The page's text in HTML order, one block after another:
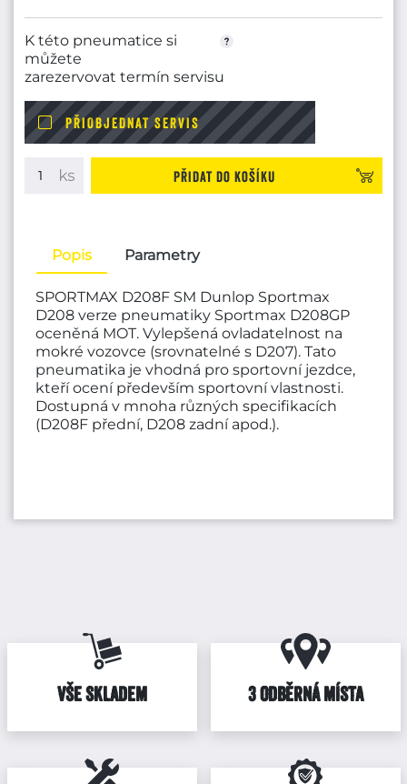
K této pneumatice si
můžete
zarezervovat termín servisu
PŘIOBJEDNAT SERVIS
Přidat do košíku
Popis Parametry
SPORTMAX D208F SM Dunlop Sportmax
D208 verze pneumatiky Sportmax D208GP
oceněná MOT. Vylepšená ovladatelnost na
mokré vozovce (srovnatelné s D207). Tato
pneumatika je vhodná pro sportovní jezdce,
kteří ocení především sportovní vlastnosti.
Dostupná v mnoha různých specifikacích
(D208F přední, D208 zadní apod.).
VŠE SKLADEM 3 ODBĚRNÁ MÍSTA